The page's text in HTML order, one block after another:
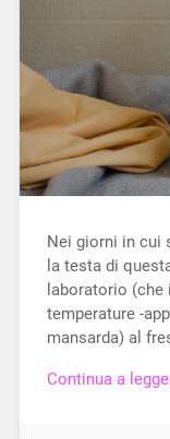
Nei giorni in cui
la testa di
laboratorio
temperature -
mansarda) al
Continua a